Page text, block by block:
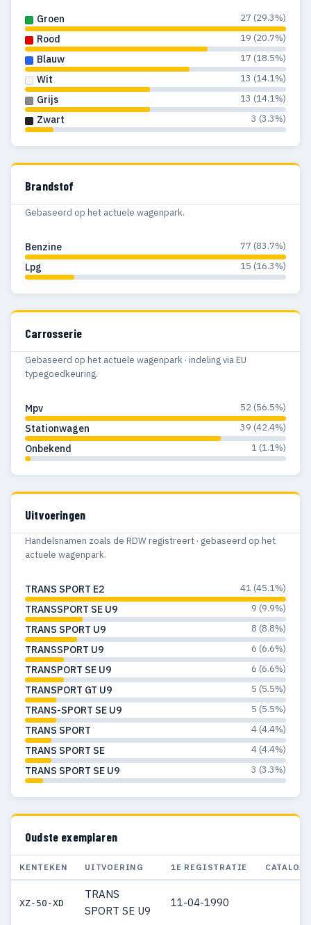
Groen 27 (29.3%)
Rood 19 (20.7%)
Blauw 17 (18.5%)
Wit 13 (14.1%)
Grijs 13 (14.1%)
Zwart 3 (3.3%)
Brandstof
Gebaseerd op het actuele wagenpark.
Benzine 77 (83.7%)
Lpg 15 (16.3%)
Carrosserie
Gebaseerd op het actuele wagenpark · indeling via EU
typegoedkeuring.
Mpv 52 (56.5%)
Stationwagen 39 (42.4%)
Onbekend 1 (1.1%)
Uitvoeringen
Handelsnamen zoals de RDW registreert · gebaseerd op het
actuele wagenpark.
TRANS SPORT E2 41 (45.1%)
TRANSSPORT SE U9 9 (9.9%)
TRANS SPORT U9 8 (8.8%)
TRANSSPORT U9 6 (6.6%)
TRANSPORT SE U9 6 (6.6%)
TRANSPORT GT U9 5 (5.5%)
TRANS-SPORT SE U9 5 (5.5%)
TRANS SPORT 4 (4.4%)
TRANS SPORT SE 4 (4.4%)
TRANS SPORT SE U9 3 (3.3%)
Oudste exemplaren
KENTEKEN UITVOERING 1E REGISTRATIE
XZ-50-XD
TRANS
SPORT SE U9
11-04-1990